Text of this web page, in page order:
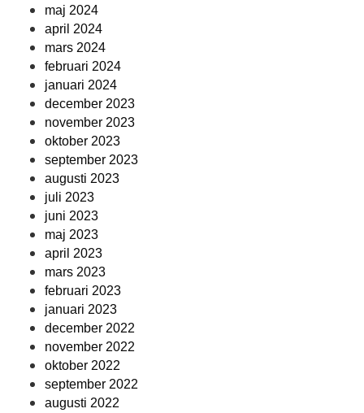
maj 2024
april 2024
mars 2024
februari 2024
januari 2024
december 2023
november 2023
oktober 2023
september 2023
augusti 2023
juli 2023
juni 2023
maj 2023
april 2023
mars 2023
februari 2023
januari 2023
december 2022
november 2022
oktober 2022
september 2022
augusti 2022